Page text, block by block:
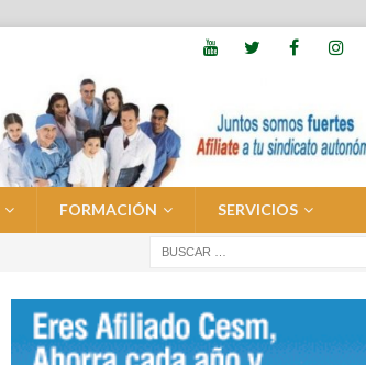
FORMACIÓN SERVICIOS